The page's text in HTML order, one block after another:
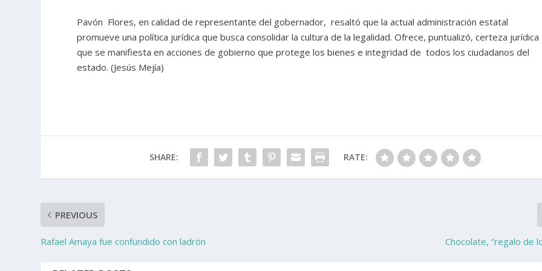
Pavón Flores, en calidad de representante del gobernador, resaltó que la actual administración estatal
promueve una política jurídica que busca consolidar la cultura de la legalidad. Ofrece, puntualizó, certeza jurídica
que se manifiesta en acciones de gobierno que protege los bienes e integridad de todos los ciudadanos del
estado. (Jesús Mejía)
SHARE: RATE:
PREVIOUS
Rafael Amaya fue confundido con ladrón Chocolate, “regalo de